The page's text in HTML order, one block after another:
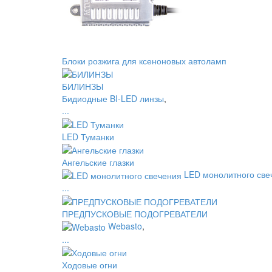
Блоки розжига для ксеноновых автоламп
БИЛИНЗЫ
Бидиодные BI-LED линзы,
...
LED Туманки
Ангельские глазки
LED монолитного
...
ПРЕДПУСКОВЫЕ ПОДОГРЕВАТЕЛИ
Webasto,
...
Ходовые огни